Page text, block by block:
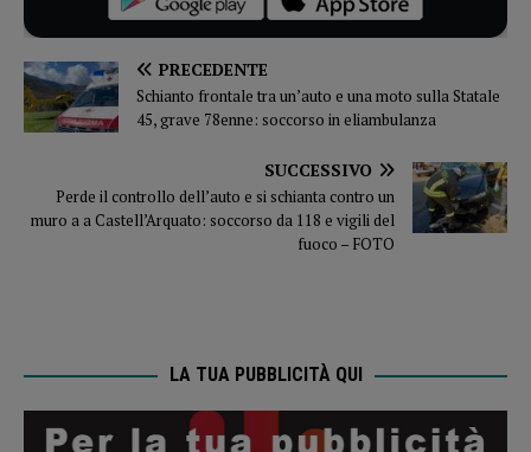
PRECEDENTE
Schianto frontale tra un’auto e una moto sulla Statale
45, grave 78enne: soccorso in eliambulanza
SUCCESSIVO
Perde il controllo dell’auto e si schianta contro un
muro a a Castell’Arquato: soccorso da 118 e vigili del
fuoco – FOTO
LA TUA PUBBLICITÀ QUI